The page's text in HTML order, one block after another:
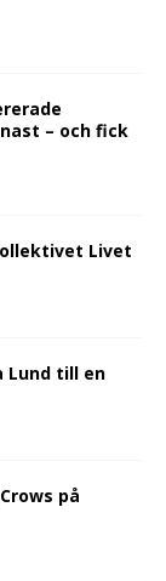
– och fick
Livet
Lund till en
på